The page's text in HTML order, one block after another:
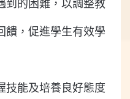
到的困難，以調整教
饋，促進學生有效學
技能及培養良好態度